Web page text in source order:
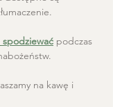
podczas
na kawę i